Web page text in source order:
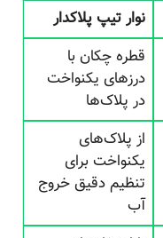
نوار تیپ پلاکدار
قطره چکان با
درزهای یکنواخت
در پلاک‌ها
از پلاک‌های
یکنواخت برای
تنظیم دقیق خروج
آب